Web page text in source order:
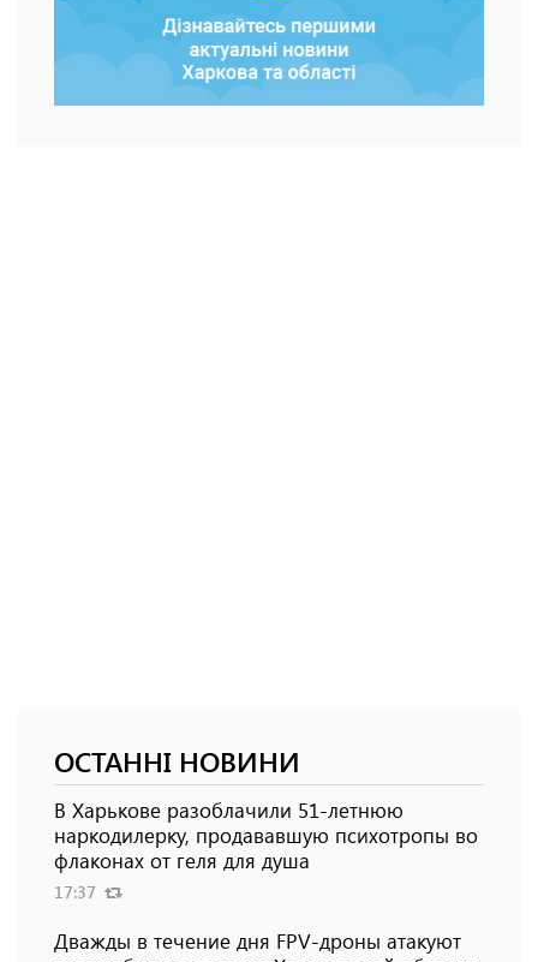
ОСТАННІ НОВИНИ
В Харькове разоблачили 51-летнюю
наркодилерку, продававшую психотропы во
флаконах от геля для душа
17:37
Дважды в течение дня FPV-дроны атакуют